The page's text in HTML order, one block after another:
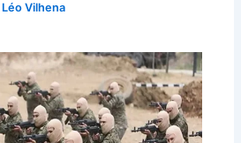
Léo Vilhena